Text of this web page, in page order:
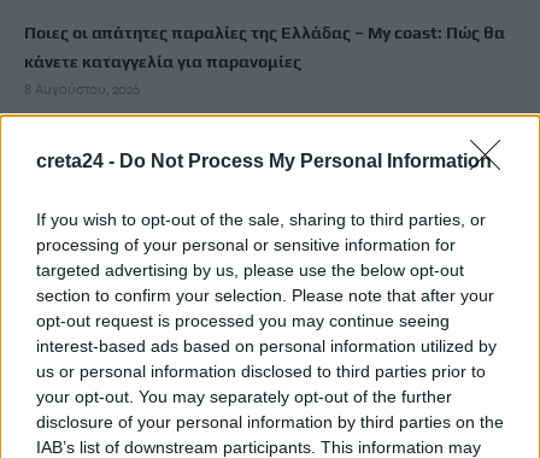
creta24 - Do Not Process My Personal Information
If you wish to opt-out of the sale, sharing to third parties, or
processing of your personal or sensitive information for
targeted advertising by us, please use the below opt-out
section to confirm your selection. Please note that after your
opt-out request is processed you may continue seeing
interest-based ads based on personal information utilized by
us or personal information disclosed to third parties prior to
your opt-out. You may separately opt-out of the further
disclosure of your personal information by third parties on the
IAB’s list of downstream participants. This information may
Ποιες οι απάτητες παραλίες της Ελλάδας – My coast: Πώς θα
κάνετε καταγγελία για παρανομίες
8 Αυγούστου, 2026
Περσείδες: Το εντυπωσιακό φαινόμενο πλησιάζει – Πότε θα
8 Αυγούστου, 2026
Ενοίκια: Πότε γίνονται υποχρεωτικές οι πληρωμές μέσω
8 Αυγούστου, 2026
Ισπανία: Η συγκινητική επανένωση γυναίκας με τα
γαϊδουράκια της μετά τις πυρκαγιές